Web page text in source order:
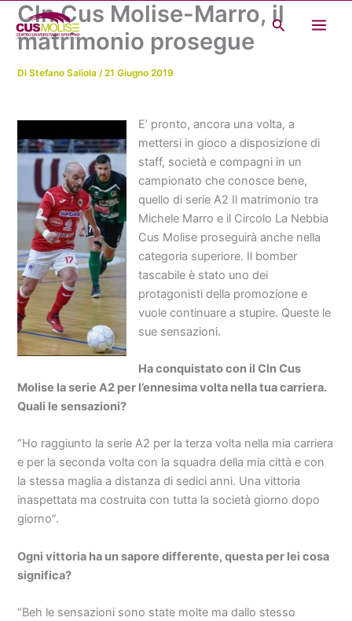
contenuto
Cerca
Cln Cus Molise-Marro, il
matrimonio prosegue
DiStefano Saliola/21 Giugno 2019
E’ pronto, ancora una volta, a
mettersi in gioco a disposizione di
staff, società e compagni in un
campionato che conosce bene,
quello di serie A2 Il matrimonio tra
Michele Marro e il Circolo La Nebbia
Cus Molise proseguirà anche nella
categoria superiore. Il bomber
tascabile è stato uno dei
protagonisti della promozione e
vuole continuare a stupire. Queste le
sue sensazioni.
Ha conquistato con il Cln Cus
Molise la serie A2 per l’ennesima volta nella tua carriera.
Quali le sensazioni?
“Ho raggiunto la serie A2 per la terza volta nella mia carriera
e per la seconda volta con la squadra della mia città e con
la stessa maglia a distanza di sedici anni. Una vittoria
inaspettata ma costruita con tutta la società giorno dopo
giorno”.
Ogni vittoria ha un sapore differente, questa per lei cosa
significa?
“Beh le sensazioni sono state molte ma dallo stesso